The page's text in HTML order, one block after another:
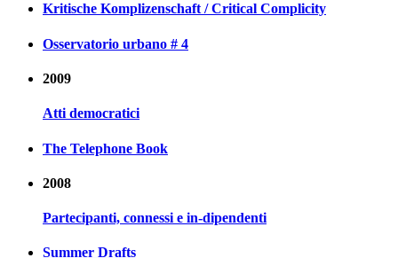
Kritische Komplizenschaft / Critical Complicity
Osservatorio urbano # 4
2009
Atti democratici
The Telephone Book
2008
Partecipanti, connessi e in-dipendenti
Summer Drafts